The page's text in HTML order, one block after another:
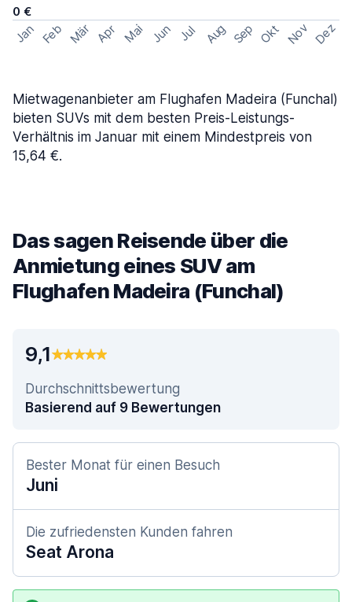
0 €
Jan Feb Mär Apr Mai Jun Jul Aug Sep Okt Nov Dez
Mietwagenanbieter am Flughafen Madeira (Funchal)
bieten SUVs mit dem besten Preis-Leistungs-
Verhältnis im Januar mit einem Mindestpreis von
15,64 €.
Das sagen Reisende über die
Anmietung eines SUV am
Flughafen Madeira (Funchal)
9,1
Durchschnittsbewertung
Basierend auf 9 Bewertungen
Bester Monat für einen Besuch
Juni
Die zufriedensten Kunden fahren
Seat Arona